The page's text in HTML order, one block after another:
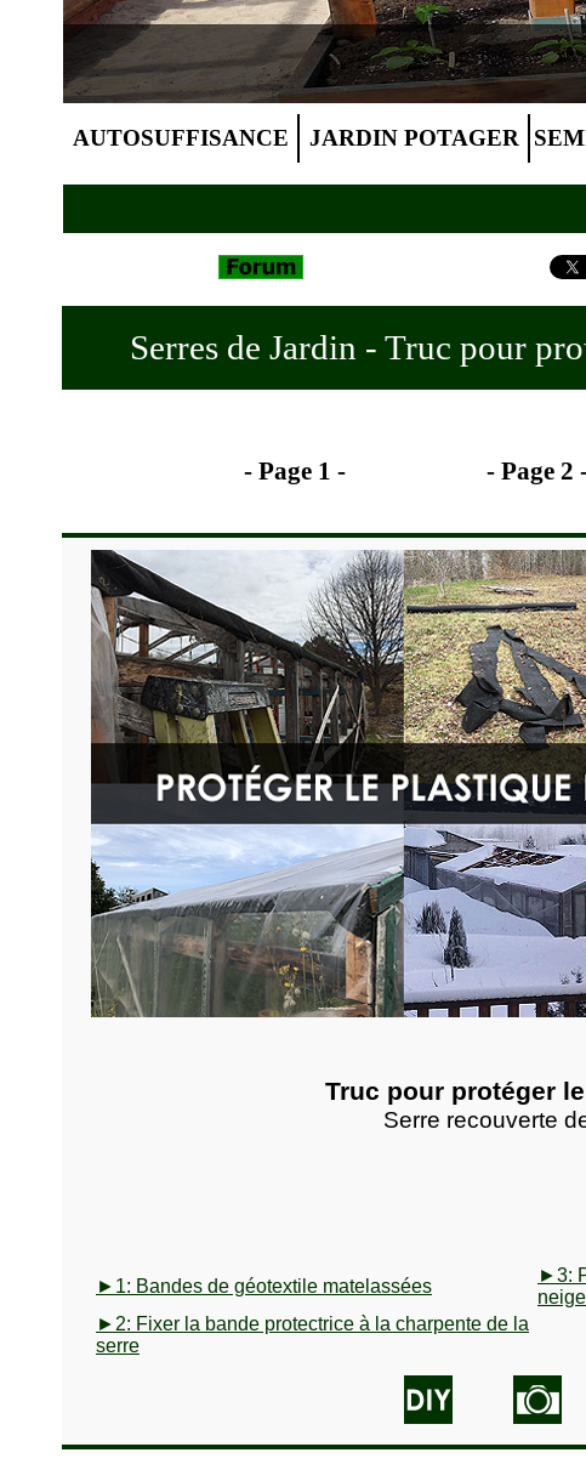
AUTOSUFFISANCE JARDIN POTAGER
Serres de Jardin - Truc pour
- Page 1 - - Page 2
Truc pour protéger
Serre recouverte
►1: Bandes de géotextile matelassées
►3:
neige
►2: Fixer la bande protectrice à la charpente de la
serre